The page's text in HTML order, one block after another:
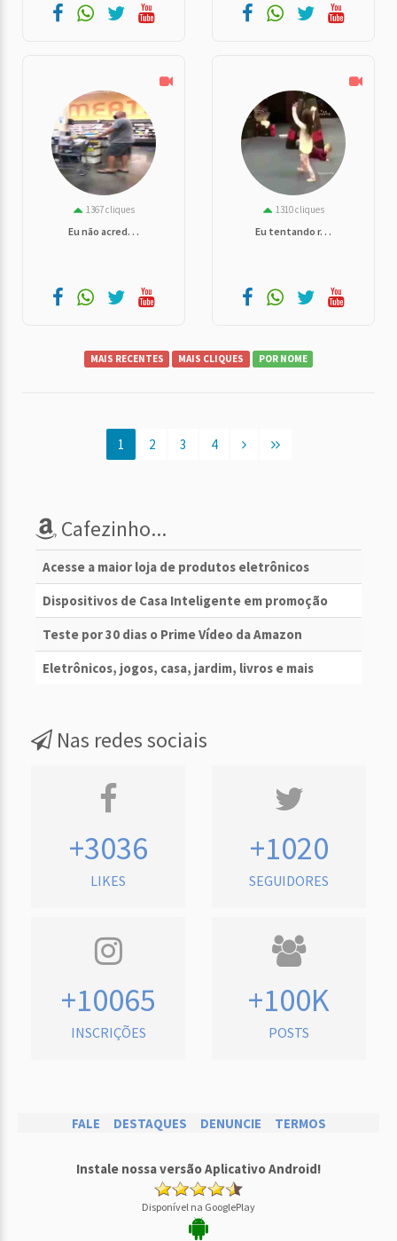
1367 cliques
Eu não acred. . .
1310 cliques
Eu tentando r. . .
MAIS RECENTES MAIS CLIQUES POR NOME
1 2 3 4
Cafezinho...
Acesse a maior loja de produtos eletrônicos
Dispositivos de Casa Inteligente em promoção
Teste por 30 dias o Prime Vídeo da Amazon
Eletrônicos, jogos, casa, jardim, livros e mais
Nas redes sociais
+3036
LIKES
+1020
SEGUIDORES
+10065
INSCRIÇÕES
+100K
POSTS
FALE DESTAQUES DENUNCIE TERMOS
Instale nossa versão Aplicativo Android!
Disponível na GooglePlay